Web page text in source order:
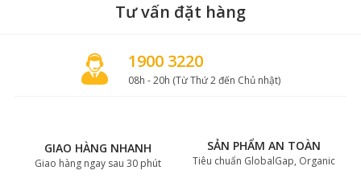
Tư vấn đặt hàng
1900 3220
08h - 20h (Từ Thứ 2 đến Chủ nhật)
GIAO HÀNG NHANH
Giao hàng ngay sau 30 phút
SẢN PHẨM AN TOÀN
Tiêu chuẩn GlobalGap, Organic